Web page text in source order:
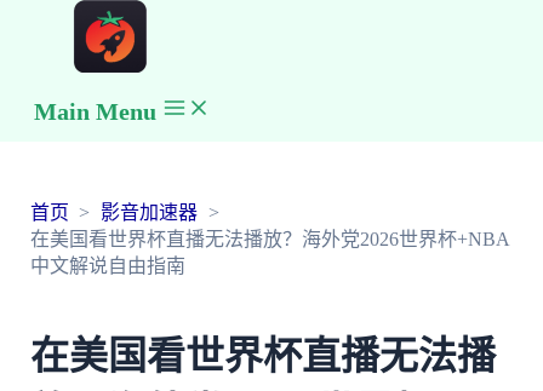
Main Menu
首页
影音加速器
在美国看世界杯直播无法播放？海外党2026世界杯+NBA
中文解说自由指南
在美国看世界杯直播无法播